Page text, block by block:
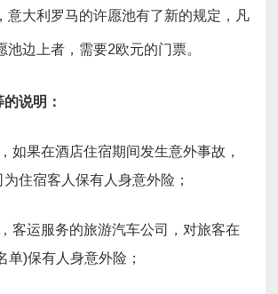
意大利罗马的许愿池有了新的规定，凡
池边上者，需要2欧元的门票。
说明：
如果在酒店住宿期间发生意外事故，
住宿客人保有人身意外险；
客运服务的旅游汽车公司，对旅客在
单)保有人身意外险；